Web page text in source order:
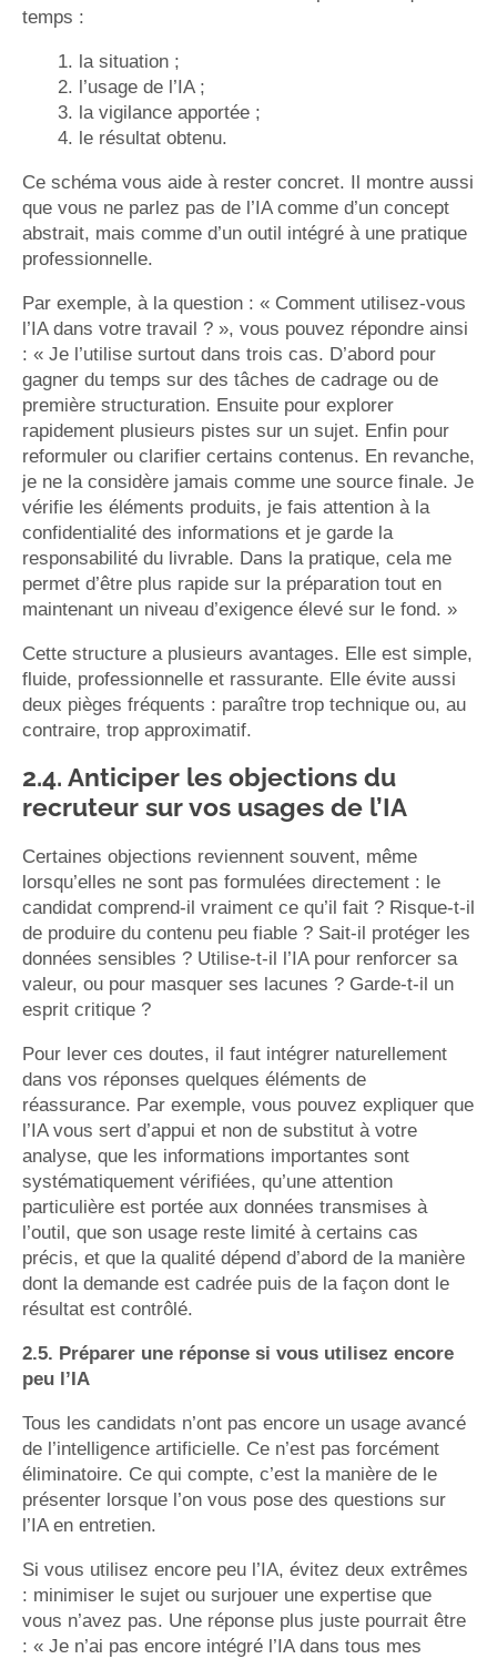
temps :
la situation ;
l’usage de l’IA ;
la vigilance apportée ;
le résultat obtenu.
Ce schéma vous aide à rester concret. Il montre aussi
que vous ne parlez pas de l’IA comme d’un concept
abstrait, mais comme d’un outil intégré à une pratique
professionnelle.
Par exemple, à la question : « Comment utilisez-vous
l’IA dans votre travail ? », vous pouvez répondre ainsi
: « Je l’utilise surtout dans trois cas. D’abord pour
gagner du temps sur des tâches de cadrage ou de
première structuration. Ensuite pour explorer
rapidement plusieurs pistes sur un sujet. Enfin pour
reformuler ou clarifier certains contenus. En revanche,
je ne la considère jamais comme une source finale. Je
vérifie les éléments produits, je fais attention à la
confidentialité des informations et je garde la
responsabilité du livrable. Dans la pratique, cela me
permet d’être plus rapide sur la préparation tout en
maintenant un niveau d’exigence élevé sur le fond. »
Cette structure a plusieurs avantages. Elle est simple,
fluide, professionnelle et rassurante. Elle évite aussi
deux pièges fréquents : paraître trop technique ou, au
contraire, trop approximatif.
2.4. Anticiper les objections du
recruteur sur vos usages de l’IA
Certaines objections reviennent souvent, même
lorsqu’elles ne sont pas formulées directement : le
candidat comprend-il vraiment ce qu’il fait ? Risque-t-il
de produire du contenu peu fiable ? Sait-il protéger les
données sensibles ? Utilise-t-il l’IA pour renforcer sa
valeur, ou pour masquer ses lacunes ? Garde-t-il un
esprit critique ?
Pour lever ces doutes, il faut intégrer naturellement
dans vos réponses quelques éléments de
réassurance. Par exemple, vous pouvez expliquer que
l’IA vous sert d’appui et non de substitut à votre
analyse, que les informations importantes sont
systématiquement vérifiées, qu’une attention
particulière est portée aux données transmises à
l’outil, que son usage reste limité à certains cas
précis, et que la qualité dépend d’abord de la manière
dont la demande est cadrée puis de la façon dont le
résultat est contrôlé.
2.5. Préparer une réponse si vous utilisez encore
peu l’IA
Tous les candidats n’ont pas encore un usage avancé
de l’intelligence artificielle. Ce n’est pas forcément
éliminatoire. Ce qui compte, c’est la manière de le
présenter lorsque l’on vous pose des questions sur
l’IA en entretien.
Si vous utilisez encore peu l’IA, évitez deux extrêmes
: minimiser le sujet ou surjouer une expertise que
vous n’avez pas. Une réponse plus juste pourrait être
: « Je n’ai pas encore intégré l’IA dans tous mes